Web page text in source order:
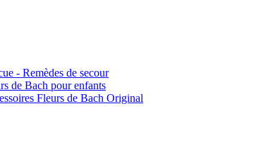
- Remèdes de secour
de Bach pour enfants
Fleurs de Bach Original